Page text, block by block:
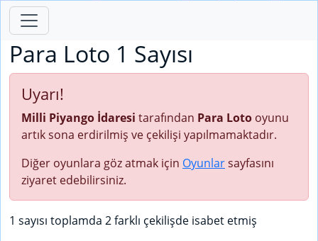
Para Loto 1 Sayısı
Uyarı!
Milli Piyango İdaresi tarafından Para Loto oyunu
artık sona erdirilmiş ve çekilişi yapılmamaktadır.
Diğer oyunlara göz atmak için Oyunlarsayfasını
ziyaret edebilirsiniz.
1 sayısı toplamda 2 farklı çekilişde isabet etmiş